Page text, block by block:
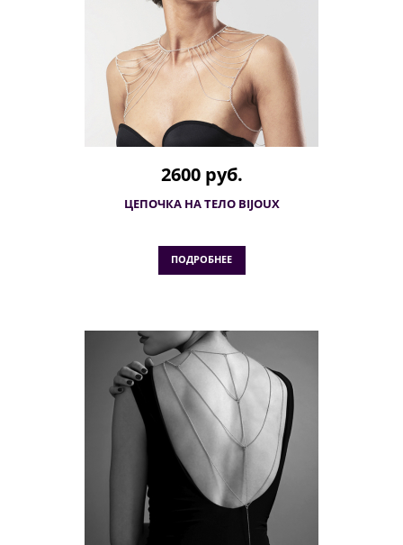
2600 руб.
ЦЕПОЧКА НА ТЕЛО BIJOUX
ПОДРОБНЕЕ